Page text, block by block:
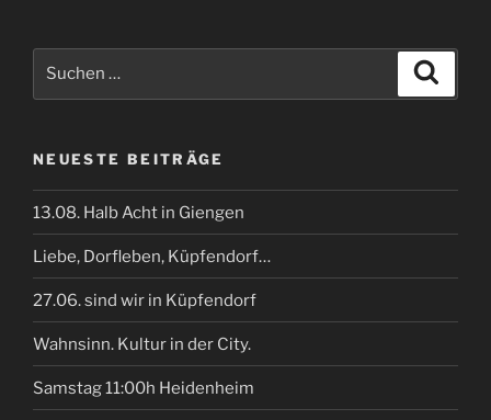
NEUESTE BEITRÄGE
13.08. Halb Acht in Giengen
Liebe, Dorfleben, Küpfendorf…
27.06. sind wir in Küpfendorf
Wahnsinn. Kultur in der City.
Samstag 11:00h Heidenheim